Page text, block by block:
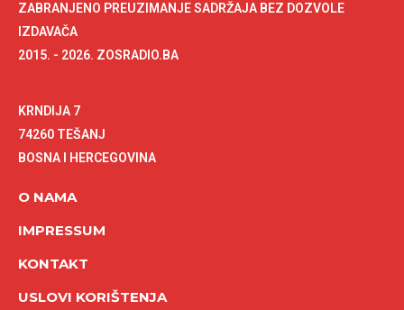
ZABRANJENO PREUZIMANJE SADRŽAJA BEZ DOZVOLE
IZDAVAČA
2015. - 2026. ZOSRADIO.BA
KRNDIJA 7
74260 TEŠANJ
BOSNA I HERCEGOVINA
O NAMA
IMPRESSUM
KONTAKT
USLOVI KORIŠTENJA